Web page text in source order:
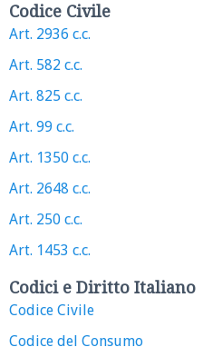
Codice Civile
Art. 2936 c.c.
Art. 582 c.c.
Art. 825 c.c.
Art. 99 c.c.
Art. 1350 c.c.
Art. 2648 c.c.
Art. 250 c.c.
Art. 1453 c.c.
Codici e Diritto Italiano
Codice Civile
Codice del Consumo